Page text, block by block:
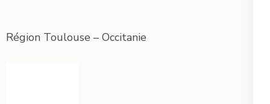
Région Toulouse – Occitanie